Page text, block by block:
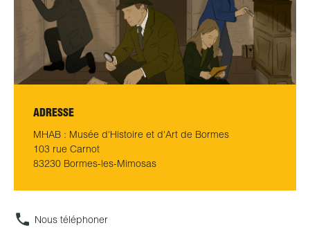
ADRESSE
MHAB : Musée d'Histoire et d'Art de Bormes
103 rue Carnot
83230 Bormes-les-Mimosas
Nous téléphoner